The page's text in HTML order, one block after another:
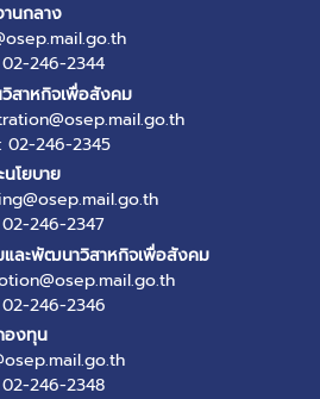
นกลาง
246-2344
สาหกิจเพื่อสังคม
02-246-2345
โยบาย
246-2347
และพัฒนาวิสาหกิจเพื่อสังคม
246-2346
องทุน
246-2348